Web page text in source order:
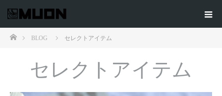
ホームBLOG セレクトアイテム
セレクトアイテム